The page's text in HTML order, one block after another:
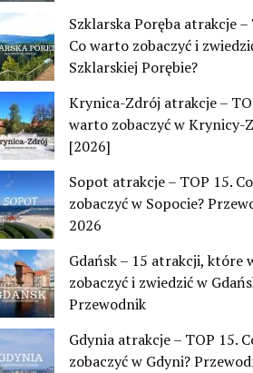
Szklarska Poręba atrakcje –
Co warto zobaczyć i
Szklarskiej Porębie?
Krynica-Zdrój atrakcje –
warto zobaczyć w Krynicy-
[2026]
Sopot atrakcje – TOP 15.
zobaczyć w Sopocie?
2026
Gdańsk – 15 atrakcji, które
zobaczyć i zwiedzić w
Przewodnik
Gdynia atrakcje – TOP 15.
zobaczyć w Gdyni?